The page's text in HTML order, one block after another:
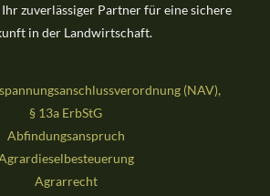
zuverlässiger Partner für eine sichere
in der Landwirtschaft.
(NAV),
§ 13a ErbStG
Abfindungsanspruch
Agrarrecht